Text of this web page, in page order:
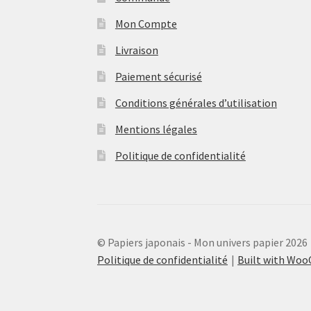
Mon Compte
Livraison
Paiement sécurisé
Conditions générales d’utilisation
Mentions légales
Politique de confidentialité
© Papiers japonais - Mon univers papier 2026
Politique de confidentialité
Built with